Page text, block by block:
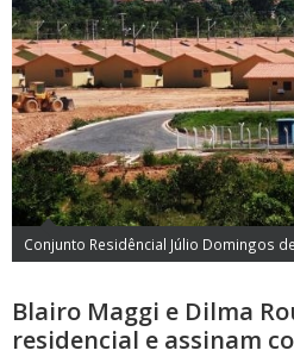
Conjunto Residêncial Júlio Domingos
Blairo Maggi e Dilma
residencial e assinam